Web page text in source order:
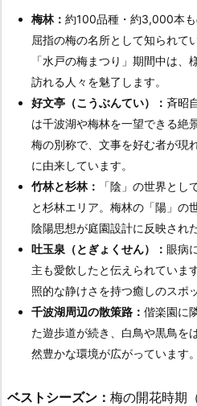
梅林： 約100品種・約3,000本
屈指の梅の名所として知られて
「水戸の梅まつり」期間中は、
訪れる人々を魅了します。
好文亭（こうぶんてい）： 斉昭
は千波湖や梅林を一望できる絶
梅の別称で、文事を好む者が現
に由来しています。
竹林と杉林：
「陰」の世界と
と杉林エリア。梅林の「陽」の
陰陽思想が庭園設計に反映され
吐玉泉（とぎょくせん）： 眼病
主も愛飲したと伝えられていま
照的な静けさを持つ癒しのスポ
千波湖周辺の散策路： 偕楽園に
た遊歩道が続き、白鳥や黒鳥を
然豊かな環境が広がっています。
ベストシーズン： 梅の開花時期